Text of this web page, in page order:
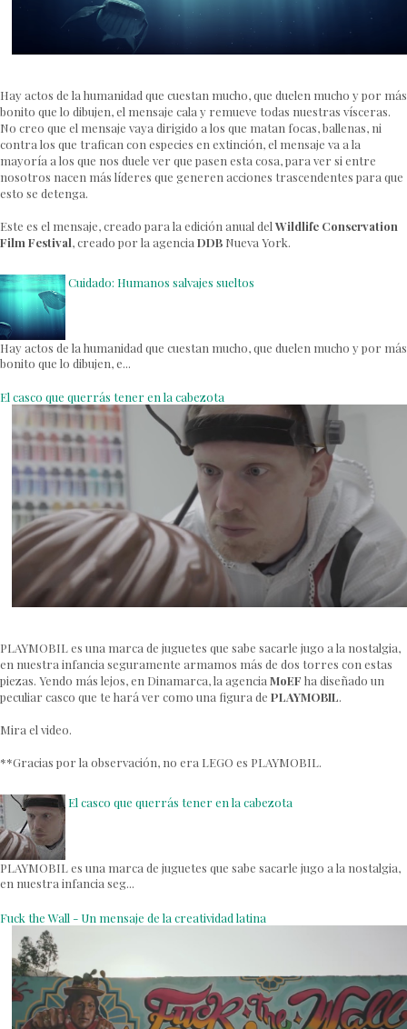
Hay actos de la humanidad que cuestan mucho, que duelen mucho y por más
bonito que lo dibujen, el mensaje cala y remueve todas nuestras vísceras.
No creo que el mensaje vaya dirigido a los que matan focas, ballenas, ni
contra los que trafican con especies en extinción, el mensaje va a la
mayoría a los que nos duele ver que pasen esta cosa, para ver si entre
nosotros nacen más líderes que generen acciones trascendentes para que
esto se detenga.
Este es el mensaje, creado para la edición anual del Wildlife Conservation
Film Festival, creado por la agencia DDB Nueva York.
Cuidado: Humanos salvajes sueltos
Hay actos de la humanidad que cuestan mucho, que duelen mucho y por más
bonito que lo dibujen, e...
El casco que querrás tener en la cabezota
PLAYMOBIL es una marca de juguetes que sabe sacarle jugo a la nostalgia,
en nuestra infancia seguramente armamos más de dos torres con estas
piezas. Yendo más lejos, en Dinamarca, la agencia MoEF ha diseñado un
peculiar casco que te hará ver como una figura de PLAYMOBIL.
Mira el video.
**Gracias por la observación, no era LEGO es PLAYMOBIL.
El casco que querrás tener en la cabezota
PLAYMOBIL es una marca de juguetes que sabe sacarle jugo a la nostalgia,
en nuestra infancia seg...
Fuck the Wall - Un mensaje de la creatividad latina